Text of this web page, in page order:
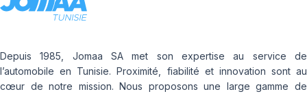
Depuis 1985, Jomaa SA met son expertise au service de
l’automobile en Tunisie. Proximité, fiabilité et innovation sont au
cœur de notre mission. Nous proposons une large gamme de